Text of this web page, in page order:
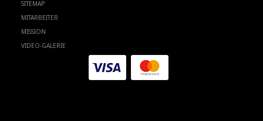
SITEMAP
MITARBEITER
MISSION
VIDEO-GALERIE